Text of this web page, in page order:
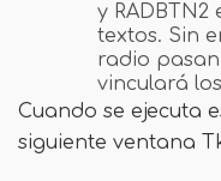
y RADBTN2
textos. Sin
radio
vinculará
Cuando se ejecuta
siguiente ventana